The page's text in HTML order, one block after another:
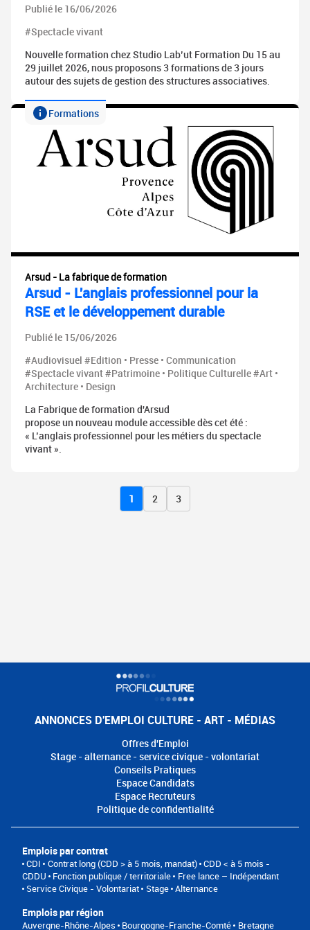
Publié le 16/06/2026
#Spectacle vivant
Nouvelle formation chez Studio Lab’ut Formation Du 15 au
29 juillet 2026, nous proposons 3 formations de 3 jours
autour des sujets de gestion des structures associatives.
Formations
Arsud - La fabrique de formation
Arsud - L'anglais professionnel pour la
RSE et le développement durable
Publié le 15/06/2026
#Audiovisuel #Edition • Presse • Communication
#Spectacle vivant #Patrimoine • Politique Culturelle #Art •
Architecture • Design
La Fabrique de formation d'Arsud
propose un nouveau module accessible dès cet été :
« L’anglais professionnel pour les métiers du spectacle
vivant ».
1 2 3
ANNONCES D'EMPLOI CULTURE - ART - MÉDIAS
Offres d'Emploi
Stage - alternance - service civique - volontariat
Conseils Pratiques
Espace Candidats
Espace Recruteurs
Politique de confidentialité
Emplois par contrat
CDI Contrat long (CDD > à 5 mois, mandat) CDD < à 5 mois -
CDDU
Fonction publique / territoriale
Free lance – Indépendant
Service Civique - Volontariat
Stage Alternance
Emplois par région
Auvergne-Rhône-Alpes Bourgogne-Franche-Comté
Bretagne